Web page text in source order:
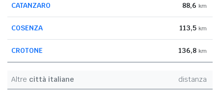
CATANZARO 88,6 km
COSENZA 113,5 km
CROTONE 136,8 km
Altre città italiane distanza